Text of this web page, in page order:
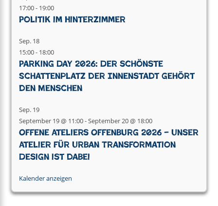
17:00- 19:00
Politik im Hinterzimmer
Sep. 18
15:00- 18:00
Parking Day 2026: Der schönste
Schattenplatz der Innenstadt gehört
den Menschen
Sep. 19
September 19 @ 11:00-September 20 @ 18:00
Offene Ateliers Offenburg 2026 – Unser
Atelier für Urban Transformation
Design ist dabei
Kalender anzeigen